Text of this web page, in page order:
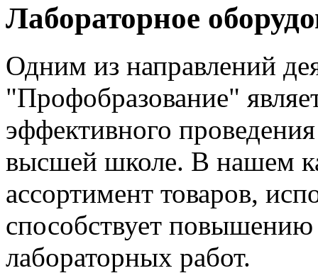
Лабораторное
Одним из направлений
"Профобразование"
эффективного
высшей школе. В нашем
ассортимент товаров,
способствует
лабораторных работ.